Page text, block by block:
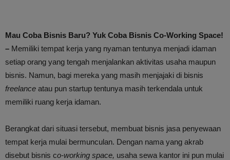
Mau Coba Bisnis Baru? Yuk Coba Bisnis Co-Working Space!
– Memiliki tempat kerja yang nyaman tentunya menjadi idaman
setiap orang yang tengah menjalankan aktivitas usaha maupun
bisnis. Namun, bagi mereka yang masih menjajaki di bisnis
freelance atau pun startup tentunya masih terkendala untuk
memiliki ruang kerja idaman.
Berangkat dari situasi tersebut, membuat bisnis jasa penyewaan
tempat kerja mulai bermunculan. Dengan nama yang akrab
disebut bisnis co-working space, usaha sewa kantor ini pun mulai